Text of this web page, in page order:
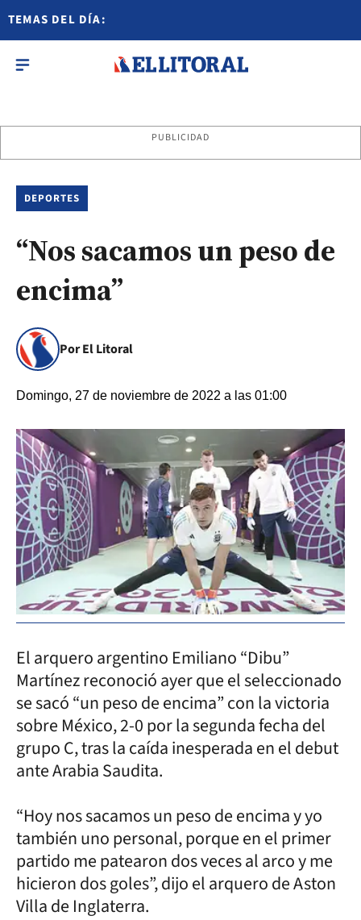
TEMAS DEL DÍA:
PUBLICIDAD
DEPORTES
“Nos sacamos un peso de
encima”
Por El Litoral
Domingo, 27 de noviembre de 2022 a las 01:00
El arquero argentino Emiliano “Dibu”
Martínez reconoció ayer que el seleccionado
se sacó “un peso de encima” con la victoria
sobre México, 2-0 por la segunda fecha del
grupo C, tras la caída inesperada en el debut
ante Arabia Saudita.
“Hoy nos sacamos un peso de encima y yo
también uno personal, porque en el primer
partido me patearon dos veces al arco y me
hicieron dos goles”, dijo el arquero de Aston
Villa de Inglaterra.